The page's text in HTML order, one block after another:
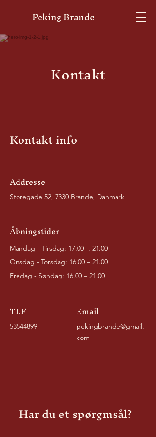
Peking Brande
Kontakt
Kontakt info
Addresse
Storegade 52, 7330 Brande, Danmark
Åbningstider
Mandag - Tirsdag: 17.00 -. 21.00
Onsdag - Torsdag: 16.00 – 21.00
Fredag - Søndag: 16.00 – 21.00
TLF
53544899
Email
pekingbrande@gmail.
com
Har du et spørgmsål?